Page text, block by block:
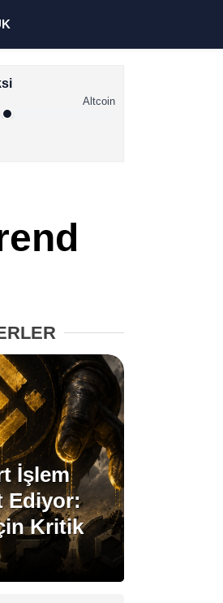
Altcoin Haberleri
XRP Haberleri
Memecoin Haberleri
Stablecoin Haberleri
Facebook
Instagram
Altcoin
İşlem
Ediyor:
Kritik